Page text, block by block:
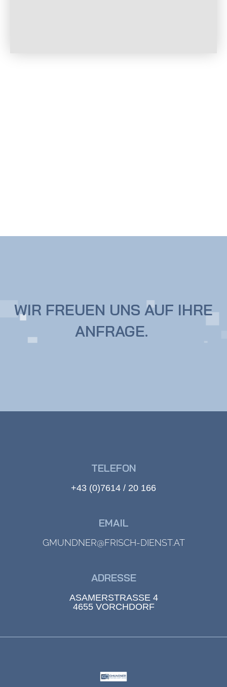
WIR FREUEN UNS AUF IHRE
ANFRAGE.
TELEFON
+43 (0)7614 / 20 166
EMAIL
GMUNDNER@FRISCH-DIENST.AT
ADRESSE
ASAMERSTRASSE 4
4655 VORCHDORF